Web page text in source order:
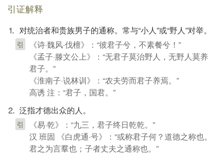
引证解释
⒈ 对统治者和贵族男子的通称。常与“小人”或“野人”对举。
引
《诗·魏风·伐檀》：“彼君子兮，不素餐兮！”
《孟子·滕文公上》：“无君子莫治野人，无野人莫养
君子。”
《淮南子·说林训》：“农夫劳而君子养焉。”
高诱 注：“君子，国君。”
⒉ 泛指才德出众的人。
引
《易·乾》：“九三，君子终日乾乾。”
汉 班固 《白虎通·号》：“或称君子何？道德之称也。
君之为言羣也；子者丈夫之通称也。”